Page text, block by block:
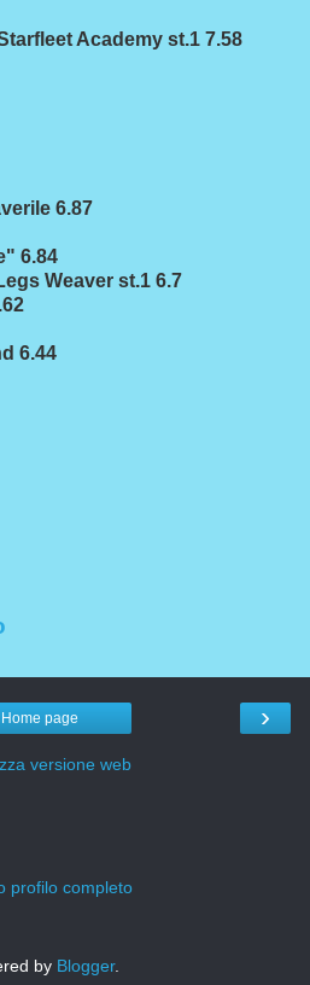
Academy st.1 7.58
6.87
6.84
Weaver st.1 6.7
6.44
›
Home page
versione web
profilo completo
by Blogger.